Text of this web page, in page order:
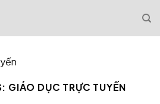
GIÁO DỤC TRỰC TUYẾN